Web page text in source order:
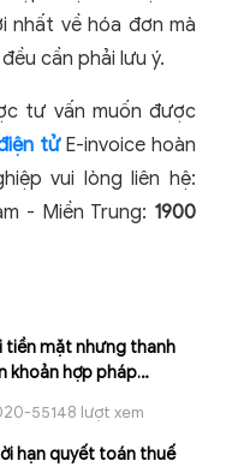
nhất về hóa đơn mà
cần phải lưu ý.
tư vấn muốn được
tửE-invoice hoàn
vui lòng liên hệ:
- Miền Trung: 1900
tiền mặt nhưng thanh
khoản hợp pháp
55148 lượt xem
hạn quyết toán thuế